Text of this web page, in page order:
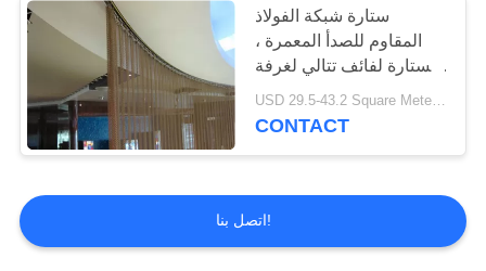
لفائف معدنية
ستارة شبكة الفولاذ
المقاوم للصدأ المعمرة ،
الستارة لفائف تتالي لغرفة
الاجتماعات
CONTACT
اتصل بنا!